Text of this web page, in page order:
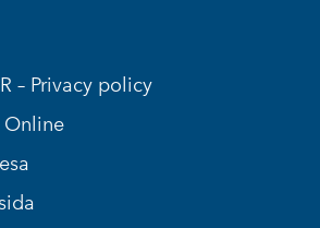
– Privacy policy
Online